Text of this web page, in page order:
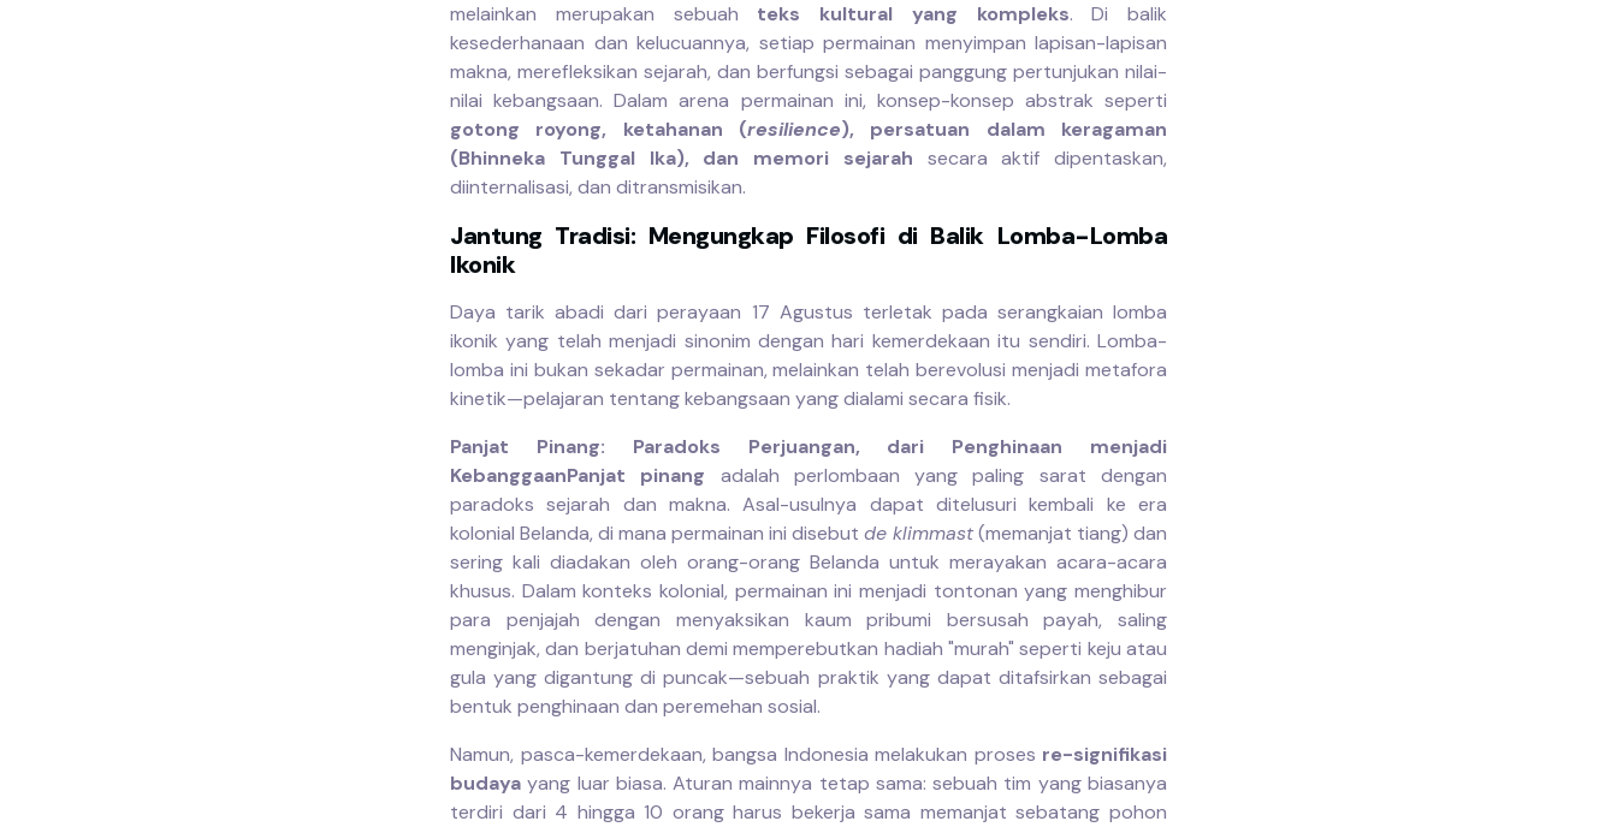
melainkan merupakan sebuah teks kultural yang kompleks. Di balik
kesederhanaan dan kelucuannya, setiap permainan menyimpan lapisan-lapisan
makna, merefleksikan sejarah, dan berfungsi sebagai panggung pertunjukan nilai-
nilai kebangsaan. Dalam arena permainan ini, konsep-konsep abstrak seperti
gotong royong, ketahanan (resilience), persatuan dalam keragaman
(Bhinneka Tunggal Ika), dan memori sejarah secara aktif dipentaskan,
diinternalisasi, dan ditransmisikan.
Jantung Tradisi: Mengungkap Filosofi di Balik Lomba-Lomba
Ikonik
Daya tarik abadi dari perayaan 17 Agustus terletak pada serangkaian lomba
ikonik yang telah menjadi sinonim dengan hari kemerdekaan itu sendiri. Lomba-
lomba ini bukan sekadar permainan, melainkan telah berevolusi menjadi metafora
kinetik—pelajaran tentang kebangsaan yang dialami secara fisik.
Panjat Pinang: Paradoks Perjuangan, dari Penghinaan menjadi
KebanggaanPanjat pinang adalah perlombaan yang paling sarat dengan
paradoks sejarah dan makna. Asal-usulnya dapat ditelusuri kembali ke era
kolonial Belanda, di mana permainan ini disebut de klimmast(memanjat tiang) dan
sering kali diadakan oleh orang-orang Belanda untuk merayakan acara-acara
khusus. Dalam konteks kolonial, permainan ini menjadi tontonan yang menghibur
para penjajah dengan menyaksikan kaum pribumi bersusah payah, saling
menginjak, dan berjatuhan demi memperebutkan hadiah "murah" seperti keju atau
gula yang digantung di puncak—sebuah praktik yang dapat ditafsirkan sebagai
bentuk penghinaan dan peremehan sosial.
Namun, pasca-kemerdekaan, bangsa Indonesia melakukan proses re-signifikasi
budaya yang luar biasa. Aturan mainnya tetap sama: sebuah tim yang biasanya
terdiri dari 4 hingga 10 orang harus bekerja sama memanjat sebatang pohon